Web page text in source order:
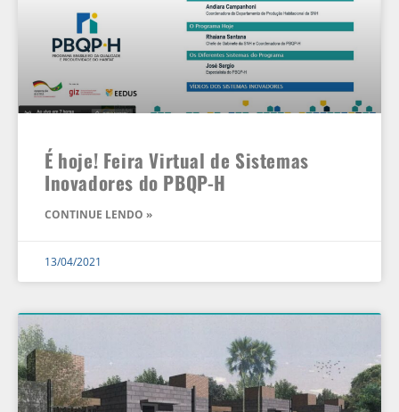
É hoje! Feira Virtual de Sistemas
Inovadores do PBQP-H
CONTINUE LENDO »
13/04/2021